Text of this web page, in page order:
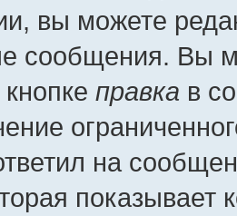
вы можете
сообщения. Вы
правка в
на
показывает